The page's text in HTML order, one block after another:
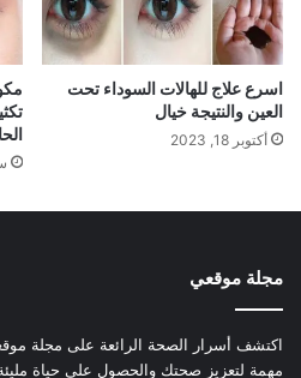
اسرع علاج للهالات السوداء تحت
العين والنتيجة خيال
أكتوبر 18, 2023
مجلة موقعي
اكتشف أسرار الصحة الرائعة على مجلة
مهمة لتعزيز صحتك والحصول على حياة